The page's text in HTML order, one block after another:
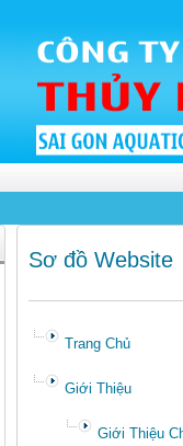
Sơ đồ Website
Trang Chủ
Giới Thiệu
Giới Thiệu